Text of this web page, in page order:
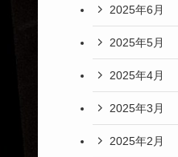
2025年6月
2025年5月
2025年4月
2025年3月
2025年2月